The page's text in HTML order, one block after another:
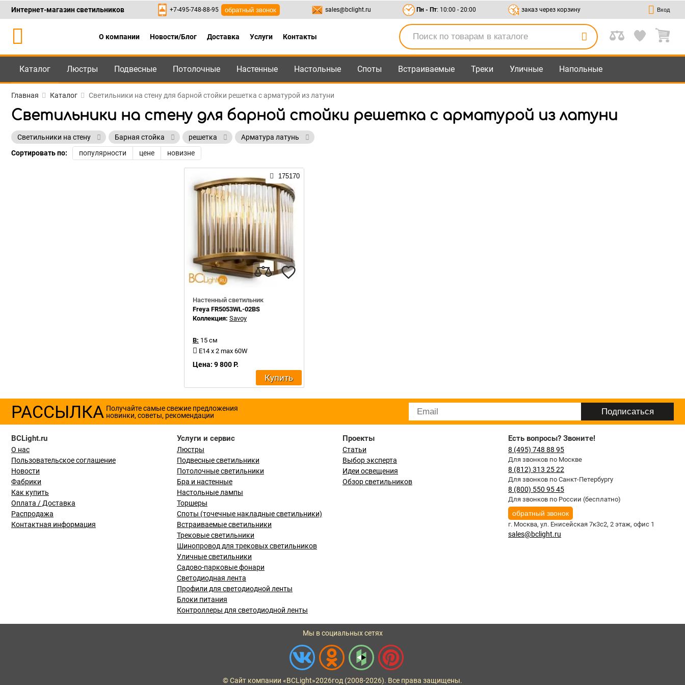
Каталог +7-495-748-88-95 ,8-800-550-95-45 sales@bclight.ru
Интернет-магазин светильников +7-495-748-88-95 обратный звонок sales@bclight.ru Пн - Пт: 10:00 - 20:00 заказ через корзину Вход
О компании Новости/Блог Доставка Услуги Контакты
Каталог Люстры Подвесные Потолочные Настенные Настольные Споты Встраиваемые Треки Уличные Напольные
Главная Каталог Светильники на стену для барной стойки решетка с арматурой из латуни
Светильники на стену для барной стойки решетка с арматурой из латуни
Светильники на стену Барная стойка решетка
Арматура латунь
Сортировать по:
популярности цене новизне
175170
Настенный светильник
Freya FR5053WL-02BS
Коллекция: Savoy
В: 15 см
E14 x 2 max 60W
Цена: 9 800 Р.
Купить
РАССЫЛКА Получайте самые свежие предложения
новинки, советы, рекомендации
BCLight.ru
О нас
Пользовательское соглашение
Новости
Фабрики
Как купить
Оплата / Доставка
Распродажа
Контактная информация
Услуги и сервис
Люстры
Подвесные светильники
Потолочные светильники
Бра и настенные
Настольные лампы
Торшеры
Споты (точечные накладные светильники)
Встраиваемые светильники
Трековые светильники
Шинопровод для трековых светильников
Уличные светильники
Садово-парковые фонари
Светодиодная лента
Профили для светодиодной ленты
Блоки питания
Контроллеры для светодиодной ленты
Проекты
Статьи
Выбор эксперта
Идеи освещения
Обзор светильников
Есть вопросы? Звоните!
8 (495) 748 88 95
Для звонков по Москве
8 (812) 313 25 22
Для звонков по Санкт-Петербургу
8 (800) 550 95 45
Для звонков по России (бесплатно)
обратный звонок
г. Москва, ул. Енисейская 7к3с2, 2 этаж, офис 1
sales@bclight.ru
Мы в социальных сетях
© Сайт компании «BCLight»2026год (2008-2026). Все права защищены.